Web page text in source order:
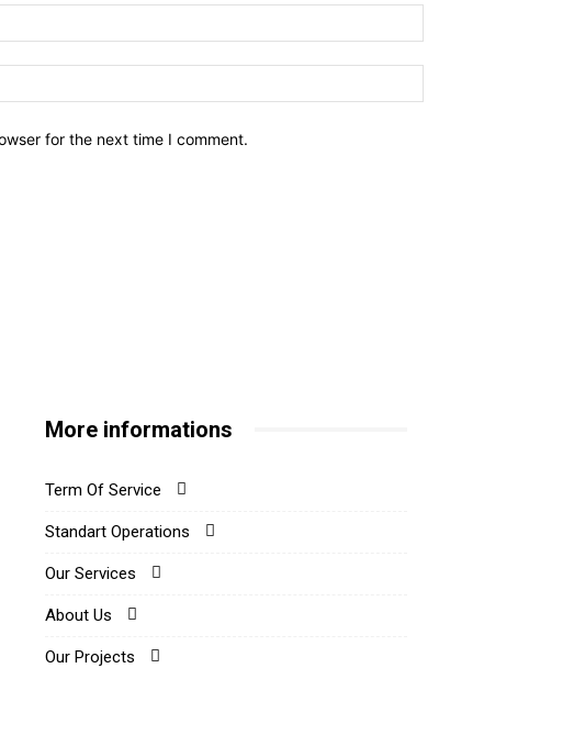
for the next time I comment.
More informations
Term Of Service
Standart Operations
Our Services
About Us
Our Projects